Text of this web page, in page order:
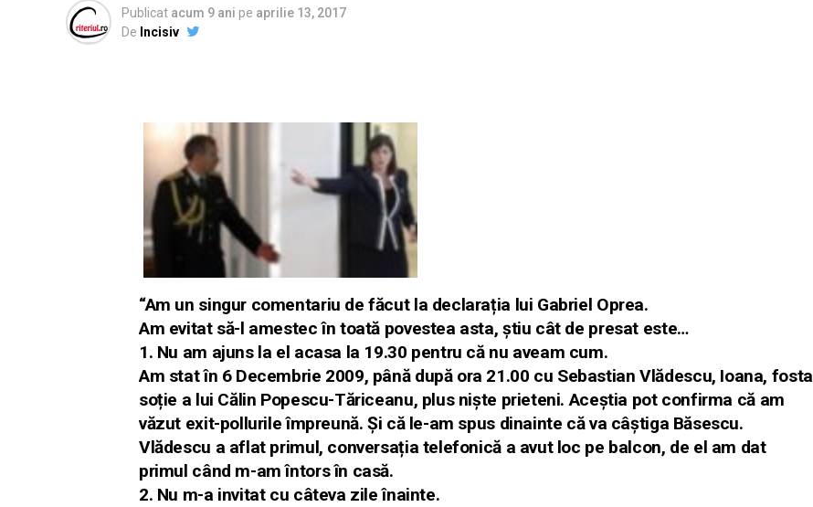
Publicat acum 9 ani pe aprilie 13, 2017
De Incisiv
“Am un singur comentariu de făcut la declarația lui Gabriel Oprea.
Am evitat să-l amestec în toată povestea asta, știu cât de presat este…
1. Nu am ajuns la el acasa la 19.30 pentru că nu aveam cum.
Am stat în 6 Decembrie 2009, până după ora 21.00 cu Sebastian Vlădescu, Ioana, fosta
soție a lui Călin Popescu-Tăriceanu, plus niște prieteni. Aceștia pot confirma că am
văzut exit-pollurile împreună. Și că le-am spus dinainte că va câștiga Băsescu.
Vlădescu a aflat primul, conversația telefonică a avut loc pe balcon, de el am dat
primul când m-am întors în casă.
2. Nu m-a invitat cu câteva zile înainte.